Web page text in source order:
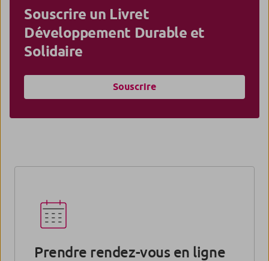
Souscrire un Livret
Développement Durable et
Solidaire
Souscrire
Prendre rendez-vous en ligne